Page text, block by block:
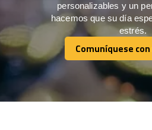
personalizables y un
hacemos que su día
estrés.
Comuníquese
Comuníquese